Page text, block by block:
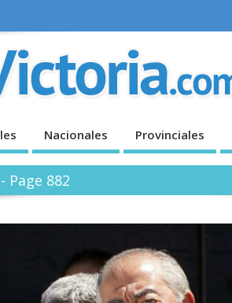
Nacionales Provinciales
- Page 882